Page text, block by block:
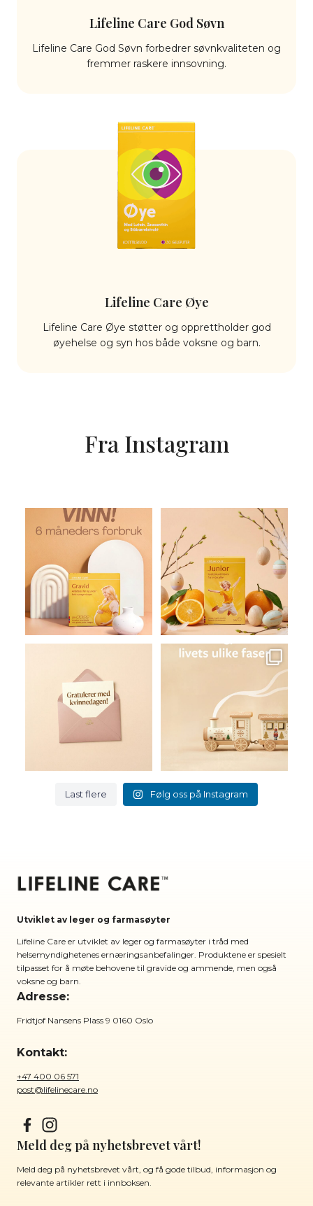
Lifeline Care God Søvn
Lifeline Care God Søvn forbedrer søvnkvaliteten og
fremmer raskere innsovning.
Lifeline Care Øye
Lifeline Care Øye støtter og opprettholder god
øyehelse og syn hos både voksne og barn.
Fra Instagram
KONKURRANSEN
AVSLUTTET. Vinn 6 måneders
forbruk av...
83 108
Noen barn får ikke i seg nok
Omega-3 og vitamin D...
2 0
Lifeline Care er kosttilskudd
Last flere Følg oss på Instagram
Utviklet av leger og farmasøyter
Lifeline Care er utviklet av leger og farmasøyter i tråd med
helsemyndighetenes ernæringsanbefalinger. Produktene er spesielt
tilpasset for å møte behovene til gravide og ammende, men også
voksne og barn.
Adresse:
Fridtjof Nansens Plass 9 0160 Oslo
Kontakt:
+47 400 06 571
post@lifelinecare.no
Meld deg på nyhetsbrevet vårt!
Meld deg på nyhetsbrevet vårt, og få gode tilbud, informasjon og
relevante artikler rett i innboksen.